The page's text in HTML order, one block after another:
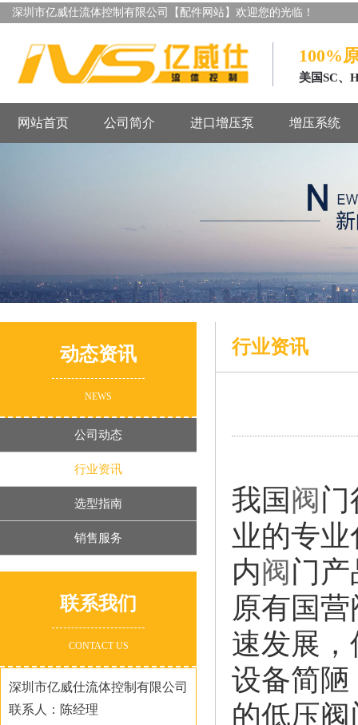
深圳市亿威仕流体控制有限公司【配件网站】欢迎您的光临！
100%
美国SC、
网站首页 公司简介 进口增压泵 增压系统
动态资讯
NEWS
公司动态
行业资讯
选型指南
销售服务
联系我们
CONTACT US
深圳市亿威仕流体控制有限公司
联系人：陈经理
行业资讯
我国 阀
业的专
内阀 门
原有国
速发展
设备简
的低压